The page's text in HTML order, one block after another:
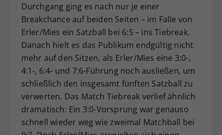
Durchgang ging es nach nur je einer
Breakchance auf beiden Seiten – im Falle von
Erler/Mies ein Satzball bei 6:5 – ins Tiebreak.
Danach hielt es das Publikum endgültig nicht
mehr auf den Sitzen, als Erler/Mies eine 3:0-,
4:1-, 6:4- und 7:6-Führung noch ausließen, um
schließlich den insgesamt fünften Satzball zu
verwerten. Das Match Tiebreak verlief ähnlich
dramatisch: Ein 3:0-Vorsprung war genauso
schnell wieder weg wie zweimal Matchball bei